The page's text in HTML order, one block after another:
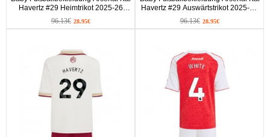
Havertz #29 Heimtrikot 2025-26
Kurzarm (+ kurze hosen)
96.13€ 28.95€
Havertz #29 Auswärtstrikot 2025-26
Kurzarm (+ kurze hosen)
96.13€ 28.95€